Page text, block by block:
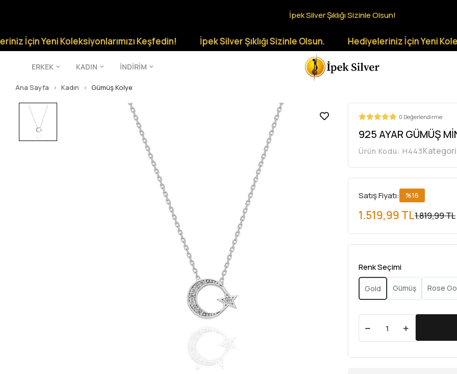
İpek Silver Şıklığı Sizinle Olsun!
Koleksiyonlarımızı Keşfedin! İpek Silver Şıklığı Sizinle Olsun. Hediyeleriniz İçin Yeni
ERKEK KADIN İNDİRİM
Ana Sayfa Kadın Gümüş Kolye
0 Değerlendirme
925 AYAR GÜMÜŞ
Ürün Kodu: H443
Satış Fiyatı: %16
1.819,99 TL
1.519,99 TL
Renk Seçimi
Gold Gümüş Rose